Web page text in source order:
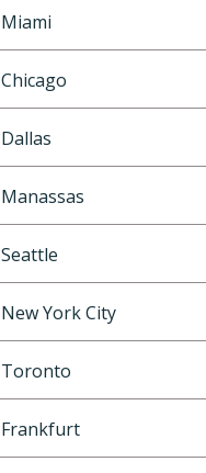
Miami
Chicago
Dallas
Manassas
Seattle
New York City
Toronto
Frankfurt